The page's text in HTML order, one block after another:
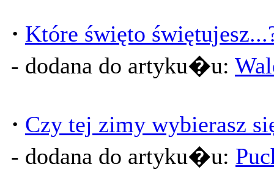
· Które święto
- dodana do artyku�u:
· Czy tej zimy wybierasz
- dodana do artyku�u: